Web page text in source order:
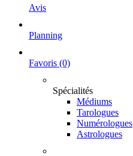
Avis
Planning
Favoris (0)
Spécialités
Médiums
Tarologues
Numérologues
Astrologues